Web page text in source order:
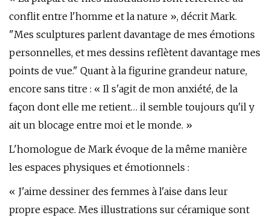
conflit entre l'homme et la nature », décrit Mark.
"Mes sculptures parlent davantage de mes émotions
personnelles, et mes dessins reflètent davantage mes
points de vue." Quant à la figurine grandeur nature,
encore sans titre : « Il s'agit de mon anxiété, de la
façon dont elle me retient… il semble toujours qu'il y
ait un blocage entre moi et le monde. »
L'homologue de Mark évoque de la même manière
les espaces physiques et émotionnels :
« J'aime dessiner des femmes à l'aise dans leur
propre espace. Mes illustrations sur céramique sont